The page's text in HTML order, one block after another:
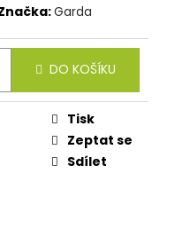
Garda
DO KOŠÍKU
Tisk
Zeptat se
Sdílet